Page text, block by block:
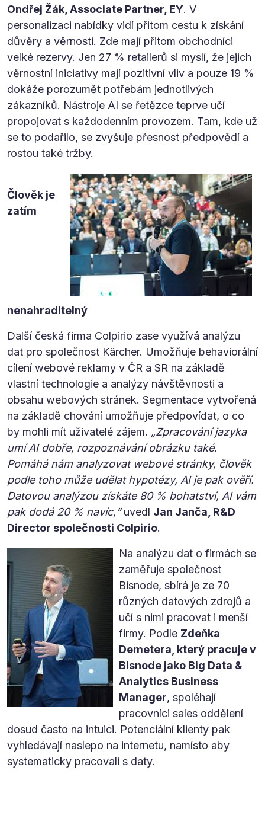
Ondřej Žák, Associate Partner, EY. V
personalizaci nabídky vidí přitom cestu k získání
důvěry a věrnosti. Zde mají přitom obchodníci
velké rezervy. Jen 27 % retailerů si myslí, že jejich
věrnostní iniciativy mají pozitivní vliv a pouze 19 %
dokáže porozumět potřebám jednotlivých
zákazníků. Nástroje AI se řetězce teprve učí
propojovat s každodenním provozem. Tam, kde už
se to podařilo, se zvyšuje přesnost předpovědí a
rostou také tržby.
Člověk je
zatím
nenahraditelný
Další česká firma Colpirio zase využívá analýzu
dat pro společnost Kärcher. Umožňuje behaviorální
cílení webové reklamy v ČR a SR na základě
vlastní technologie a analýzy návštěvnosti a
obsahu webových stránek. Segmentace vytvořená
na základě chování umožňuje předpovídat, o co
by mohli mít uživatelé zájem. „Zpracování jazyka
umí AI dobře, rozpoznávání obrázku také.
Pomáhá nám analyzovat webové stránky, člověk
podle toho může udělat hypotézy, AI je pak ověří.
Datovou analýzou získáte 80 % bohatství, AI vám
pak dodá 20 % navíc,“uvedl Jan Janča, R&D
Director společnosti Colpirio.
Na analýzu dat o firmách se
zaměřuje společnost
Bisnode, sbírá je ze 70
různých datových zdrojů a
učí s nimi pracovat i menší
firmy. Podle Zdeňka
Demetera, který pracuje v
Bisnode jako Big Data &
Analytics Business
Manager, spoléhají
pracovníci sales oddělení
dosud často na intuici. Potenciální klienty pak
vyhledávají naslepo na internetu, namísto aby
systematicky pracovali s daty.